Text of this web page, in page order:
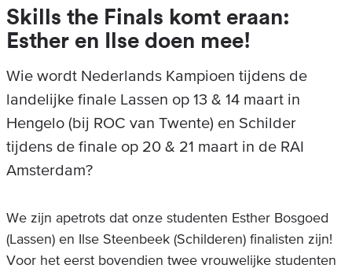
Skills the Finals komt eraan:
Esther en Ilse doen mee!
Wie wordt Nederlands Kampioen tijdens de
landelijke finale Lassen op 13 & 14 maart in
Hengelo (bij ROC van Twente) en Schilder
tijdens de finale op 20 & 21 maart in de RAI
Amsterdam?
We zijn apetrots dat onze studenten Esther Bosgoed
(Lassen) en Ilse Steenbeek (Schilderen) finalisten zijn!
Voor het eerst bovendien twee vrouwelijke studenten